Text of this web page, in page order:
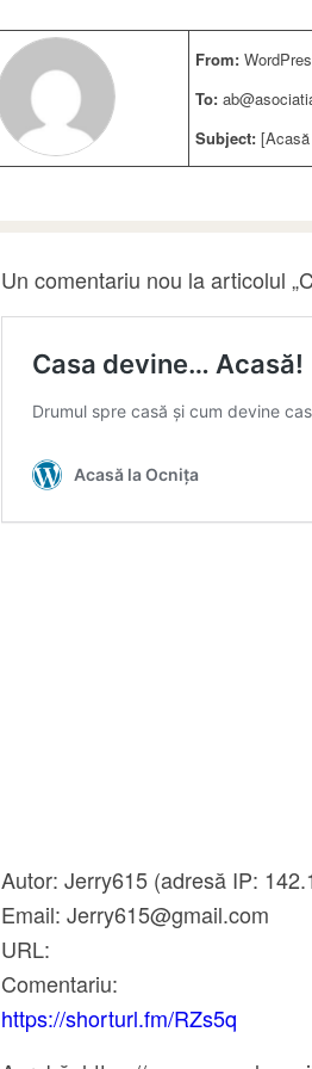
From:
To:
Subject:
Un comentariu nou la articolul
Autor: Jerry615 (adresă IP:
Email: Jerry615@gmail.com
URL:
Comentariu:
https://shorturl.fm/RZs5q